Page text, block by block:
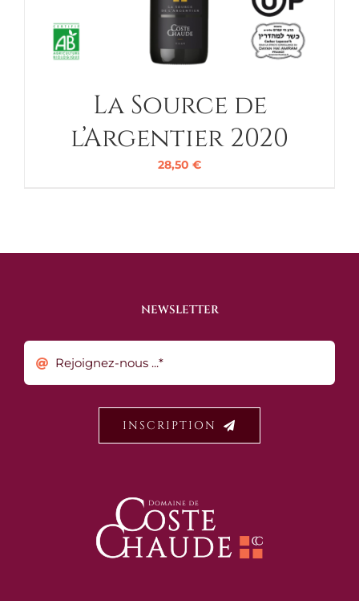
La Source de
l’Argentier 2020
28,50 €
NEWSLETTER
INSCRIPTION